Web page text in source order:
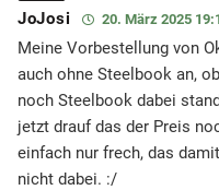
JoJosi 20. März 2025
Meine Vorbestellung von
auch ohne Steelbook an,
noch Steelbook dabei
jetzt drauf das der Preis
einfach nur frech, das
nicht dabei. :/